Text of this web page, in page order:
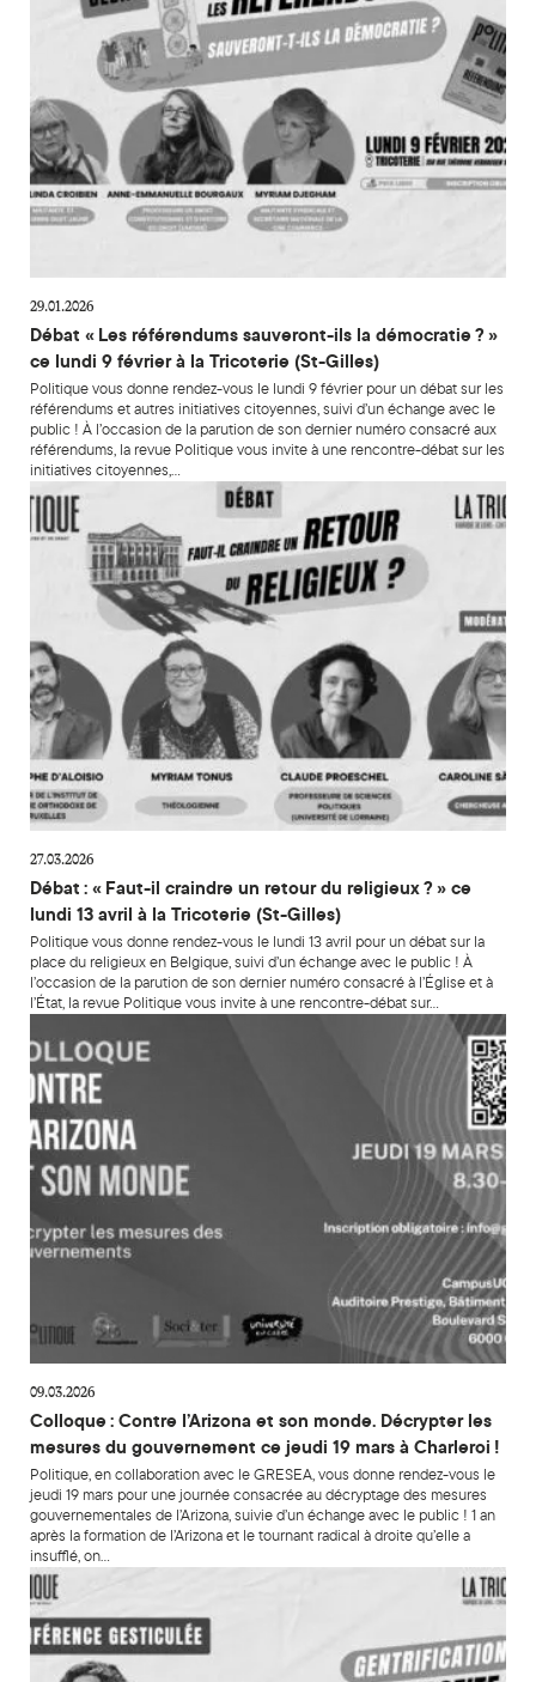
29.01.2026
Débat « Les référendums sauveront-ils la démocratie ? »
ce lundi 9 février à la Tricoterie (St-Gilles)
Politique vous donne rendez-vous le lundi 9 février pour un débat sur les
référendums et autres initiatives citoyennes, suivi d’un échange avec le
public ! À l’occasion de la parution de son dernier numéro consacré aux
référendums, la revue Politique vous invite à une rencontre-débat sur les
initiatives citoyennes,…
Débat : « Faut-il craindre un retour du religieux ? » ce lundi
27.03.2026
Débat : « Faut-il craindre un retour du religieux ? » ce
lundi 13 avril à la Tricoterie (St-Gilles)
Politique vous donne rendez-vous le lundi 13 avril pour un débat sur la
place du religieux en Belgique, suivi d’un échange avec le public ! À
l’occasion de la parution de son dernier numéro consacré à l’Église et à
l’État, la revue Politique vous invite à une rencontre-débat sur…
Colloque : Contre l’Arizona et son monde. Décrypter les
09.03.2026
Colloque : Contre l’Arizona et son monde. Décrypter les
mesures du gouvernement ce jeudi 19 mars à Charleroi !
Politique, en collaboration avec le GRESEA, vous donne rendez-vous le
jeudi 19 mars pour une journée consacrée au décryptage des mesures
gouvernementales de l’Arizona, suivie d’un échange avec le public ! 1 an
après la formation de l’Arizona et le tournant radical à droite qu’elle a
insufflé, on…
Conférence gesticulée « Gentrification. À qui profite la